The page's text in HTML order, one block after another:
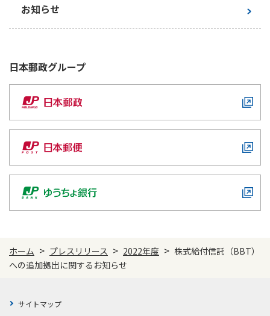
お手続き一覧
きっかけ・できごとから探す
マイページでできること
新規登録
ログイン
ご契約内容の確認
各種サービス・お知らせ
保険の探し方のポイント
保険かんたん診断
これからのライフイベントでかかる費用とは？
ご契約手続きの流れ
お役立ち情報
かんぽ生命の団体取扱い
お問い合わせ先
保険
お金
子育て
ライフプラン
かんぽアプリ～かんぽの健康と安心を手のひらに～
ご挨拶
経営理念・経営戦略
会社概要
財務情報
株主・投資家のみなさまへ
日本郵政グループとしての取り組み
採用情報
お問い合わせ
サステナビリティ
株主・投資家のみなさまへ
採用情報
English
お知らせ
日本郵政グループ
ホーム > プレスリリース > 2022年度 > 株式給付信託（BBT）
への追加拠出に関するお知らせ
サイトマップ